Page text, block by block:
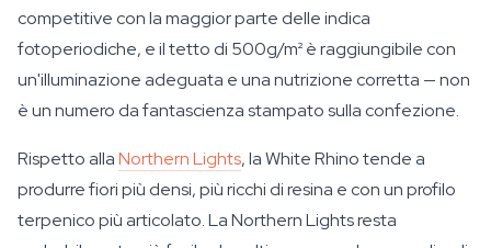
competitive con la maggior parte delle indica
fotoperiodiche, e il tetto di 500g/m² è raggiungibile con
un'illuminazione adeguata e una nutrizione corretta — non
è un numero da fantascienza stampato sulla confezione.
Rispetto allaNorthern Lights, la White Rhino tende a
produrre fiori più densi, più ricchi di resina e con un profilo
terpenico più articolato. La Northern Lights resta